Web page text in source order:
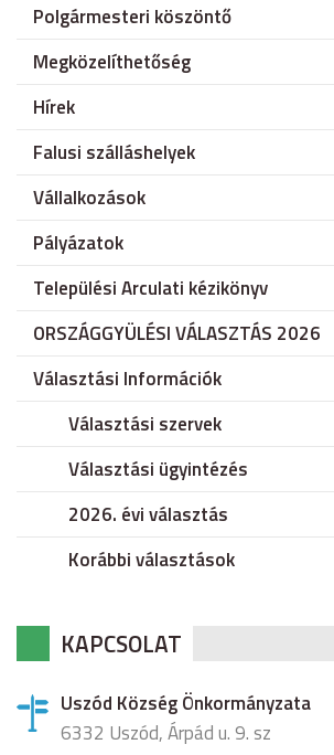
Polgármesteri köszöntő
Megközelíthetőség
Hírek
Falusi szálláshelyek
Vállalkozások
Pályázatok
Települési Arculati kézikönyv
ORSZÁGGYÜLÉSI VÁLASZTÁS 2026
Választási Információk
Választási szervek
Választási ügyintézés
2026. évi választás
Korábbi választások
KAPCSOLAT
Uszód Község Önkormányzata
6332 Uszód, Árpád u. 9. sz